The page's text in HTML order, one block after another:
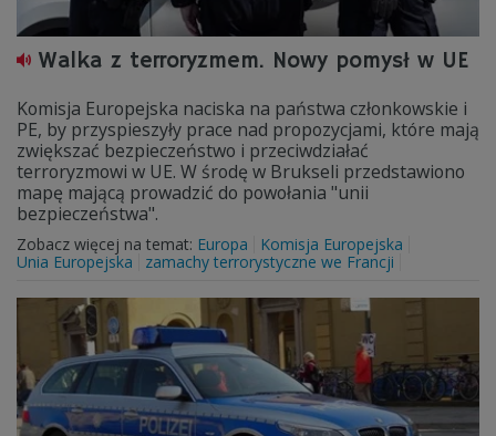
Walka z terroryzmem. Nowy pomysł w UE
Komisja Europejska naciska na państwa członkowskie i
PE, by przyspieszyły prace nad propozycjami, które mają
zwiększać bezpieczeństwo i przeciwdziałać
terroryzmowi w UE. W środę w Brukseli przedstawiono
mapę mającą prowadzić do powołania "unii
bezpieczeństwa".
Zobacz więcej na temat: Europa
Komisja Europejska
Unia Europejska
zamachy terrorystyczne we Francji